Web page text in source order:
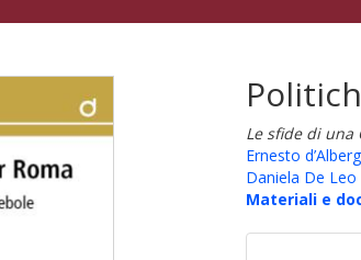
Le sfide di una
Ernesto
Daniela De Leo
Materiali e